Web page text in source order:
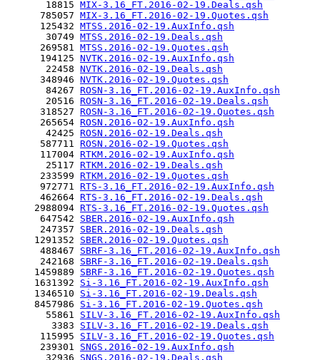
       18815
MIX-3.16_FT.2016-02-19.Deals.qsh
      785057
MIX-3.16_FT.2016-02-19.Quotes.qsh
      125432
MTSS.2016-02-19.AuxInfo.qsh
       30749
MTSS.2016-02-19.Deals.qsh
      269581
MTSS.2016-02-19.Quotes.qsh
      194125
NVTK.2016-02-19.AuxInfo.qsh
       22458
NVTK.2016-02-19.Deals.qsh
      348946
NVTK.2016-02-19.Quotes.qsh
       84267
ROSN-3.16_FT.2016-02-19.AuxInfo.qsh
       20516
ROSN-3.16_FT.2016-02-19.Deals.qsh
      318527
ROSN-3.16_FT.2016-02-19.Quotes.qsh
      265654
ROSN.2016-02-19.AuxInfo.qsh
       42425
ROSN.2016-02-19.Deals.qsh
      587711
ROSN.2016-02-19.Quotes.qsh
      117004
RTKM.2016-02-19.AuxInfo.qsh
       25117
RTKM.2016-02-19.Deals.qsh
      233599
RTKM.2016-02-19.Quotes.qsh
      972771
RTS-3.16_FT.2016-02-19.AuxInfo.qsh
      462664
RTS-3.16_FT.2016-02-19.Deals.qsh
     2988094
RTS-3.16_FT.2016-02-19.Quotes.qsh
      647542
SBER.2016-02-19.AuxInfo.qsh
      247357
SBER.2016-02-19.Deals.qsh
     1291352
SBER.2016-02-19.Quotes.qsh
      488467
SBRF-3.16_FT.2016-02-19.AuxInfo.qsh
      242168
SBRF-3.16_FT.2016-02-19.Deals.qsh
     1459889
SBRF-3.16_FT.2016-02-19.Quotes.qsh
     1631392
Si-3.16_FT.2016-02-19.AuxInfo.qsh
     1346510
Si-3.16_FT.2016-02-19.Deals.qsh
     8457986
Si-3.16_FT.2016-02-19.Quotes.qsh
       55861
SILV-3.16_FT.2016-02-19.AuxInfo.qsh
        3383
SILV-3.16_FT.2016-02-19.Deals.qsh
      115995
SILV-3.16_FT.2016-02-19.Quotes.qsh
      239301
SNGS.2016-02-19.AuxInfo.qsh
       32936
SNGS.2016-02-19.Deals.qsh